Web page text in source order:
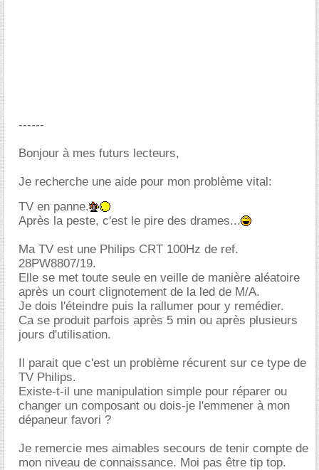
------
Bonjour à mes futurs lecteurs,
Je recherche une aide pour mon problème vital:
TV en panne.
Après la peste, c'est le pire des drames...
Ma TV est une Philips CRT 100Hz de ref.
28PW8807/19.
Elle se met toute seule en veille de manière aléatoire
après un court clignotement de la led de M/A.
Je dois l'éteindre puis la rallumer pour y remédier.
Ca se produit parfois après 5 min ou après plusieurs
jours d'utilisation.
Il parait que c'est un problème récurent sur ce type de
TV Philips.
Existe-t-il une manipulation simple pour réparer ou
changer un composant ou dois-je l'emmener à mon
dépaneur favori ?
Je remercie mes aimables secours de tenir compte de
mon niveau de connaissance. Moi pas être tip top.